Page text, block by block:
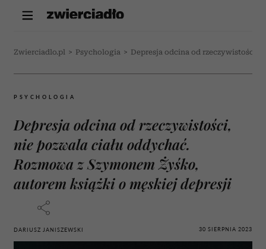
Zwierciadlo.pl > Psychologia > Depresja odcina od rzeczywistości,
PSYCHOLOGIA
Depresja odcina od rzeczywistości,
nie pozwala ciału oddychać.
Rozmowa z Szymonem Żyśko,
autorem książki o męskiej depresji
DARIUSZ JANISZEWSKI 30 SIERPNIA 2023